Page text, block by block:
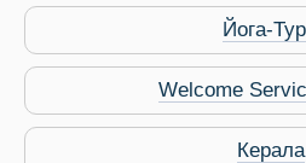
Йога-
Welcome
Керала